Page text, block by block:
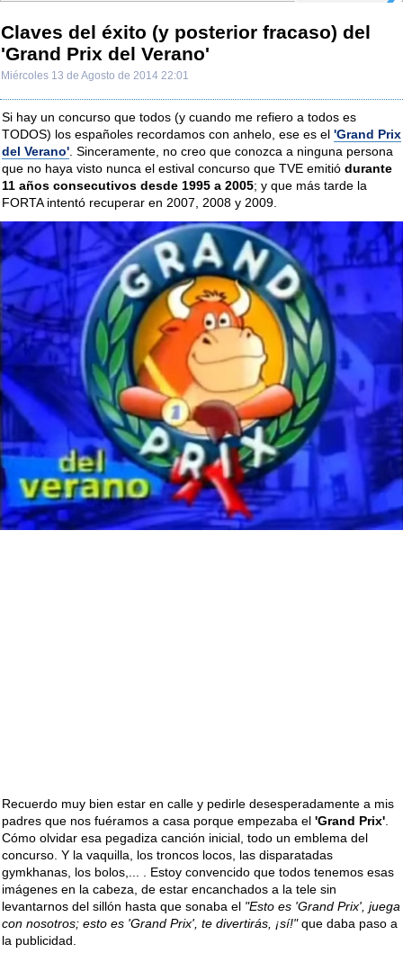
Claves del éxito (y posterior fracaso) del
'Grand Prix del Verano'
Miércoles 13 de Agosto de 2014 22:01
Si hay un concurso que todos (y cuando me refiero a todos es
TODOS) los españoles recordamos con anhelo, ese es el 'Grand Prix
del Verano' . Sinceramente, no creo que conozca a ninguna persona
que no haya visto nunca el estival concurso que TVE emitió durante
11 años consecutivos desde 1995 a 2005; y que más tarde la
FORTA intentó recuperar en 2007, 2008 y 2009.
Recuerdo muy bien estar en calle y pedirle desesperadamente a mis
padres que nos fuéramos a casa porque empezaba el 'Grand Prix'.
Cómo olvidar esa pegadiza canción inicial, todo un emblema del
concurso. Y la vaquilla, los troncos locos, las disparatadas
gymkhanas, los bolos,... . Estoy convencido que todos tenemos esas
imágenes en la cabeza, de estar encanchados a la tele sin
levantarnos del sillón hasta que sonaba el "Esto es 'Grand Prix', juega
con nosotros; esto es 'Grand Prix', te divertirás, ¡sí!"que daba paso a
la publicidad.